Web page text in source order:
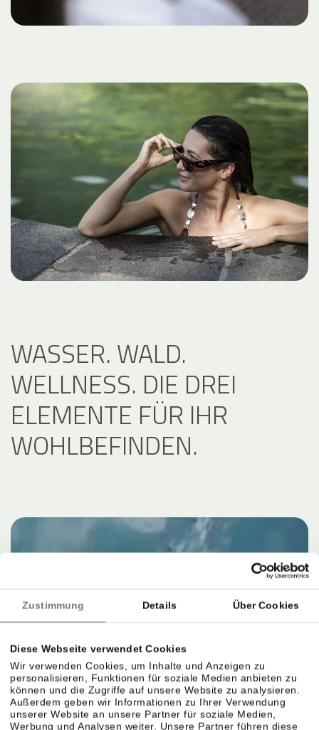
Zustimmung Details Über Cookies
Diese Webseite verwendet Cookies
Wir verwenden Cookies, um Inhalte und Anzeigen zu
personalisieren, Funktionen für soziale Medien anbieten zu
können und die Zugriffe auf unsere Website zu analysieren.
Außerdem geben wir Informationen zu Ihrer Verwendung
unserer Website an unsere Partner für soziale Medien,
Werbung und Analysen weiter. Unsere Partner führen diese
WASSER. WALD.
WELLNESS. DIE DREI
ELEMENTE FÜR IHR
WOHLBEFINDEN.